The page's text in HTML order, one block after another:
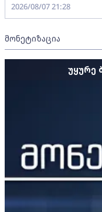
2026/08/07 21:28
მონეტიზაცია
უყურე